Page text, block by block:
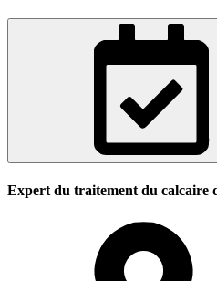
Expert du traitement du calcaire